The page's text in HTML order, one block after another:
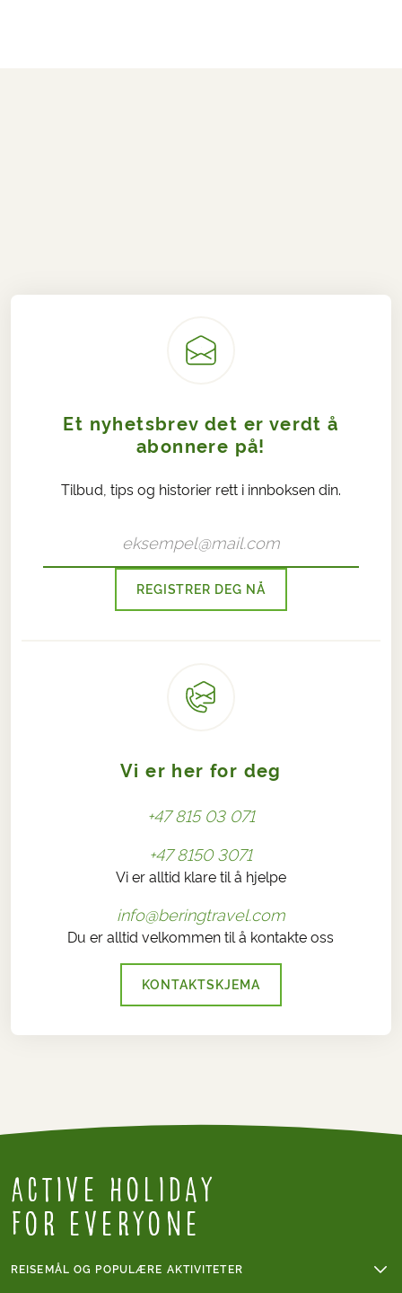
Et nyhetsbrev det er verdt å
abonnere på!
Tilbud, tips og historier rett i innboksen din.
REGISTRER DEG NÅ
Vi er her for deg
+47 815 03 071
+47 8150 3071
Vi er alltid klare til å hjelpe
info@beringtravel.com
Du er alltid velkommen til å kontakte oss
KONTAKTSKJEMA
Active Holiday
for everyone
REISEMÅL OG POPULÆRE AKTIVITETER